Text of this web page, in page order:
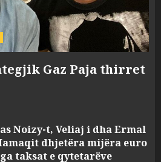
Gaz Paja thirret
Noizy-t, Veliaj i dha Ermal
dhjetëra mijëra euro
taksat e qytetarëve